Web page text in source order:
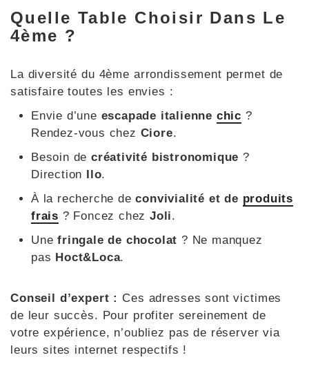
Quelle Table Choisir Dans Le
4ème ?
La diversité du 4ème arrondissement permet de
satisfaire toutes les envies :
Envie d’une escapade italienne chic ?
Rendez-vous chez Ciore.
Besoin de créativité bistronomique ?
Direction Ilo.
À la recherche deconvivialité et de produits
frais ? Foncez chez Joli.
Unefringale de chocolat ? Ne manquez
pas Hoct&Loca.
Conseil d’expert : Ces adresses sont victimes
de leur succès. Pour profiter sereinement de
votre expérience, n’oubliez pas de réserver via
leurs sites internet respectifs !